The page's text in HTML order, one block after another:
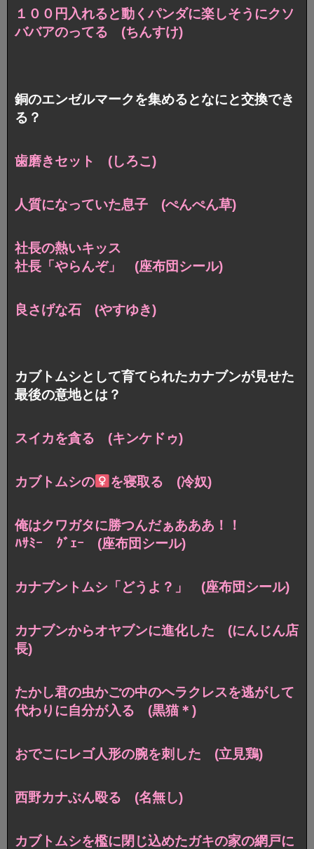
１００円入れると動くパンダに楽しそうにクソ
ババアのってる (ちんすけ)
銅のエンゼルマークを集めるとなにと交換でき
る？
歯磨きセット (しろこ)
人質になっていた息子 (ぺんぺん草)
社長の熱いキッス
社長「やらんぞ」 (座布団シール)
良さげな石 (やすゆき)
カブトムシとして育てられたカナブンが見せた
最後の意地とは？
スイカを貪る (キンケドゥ)
カブトムシの を寝取る (冷奴)
俺はクワガタに勝つんだぁあああ！！
ﾊｻﾐｰ ｸﾞｪｰ (座布団シール)
カナブントムシ「どうよ？」 (座布団シール)
カナブンからオヤブンに進化した (にんじん店
長)
たかし君の虫かごの中のヘラクレスを逃がして
代わりに自分が入る (黒猫＊)
おでこにレゴ人形の腕を刺した (立見鶏)
西野カナぶん殴る (名無し)
カブトムシを檻に閉じ込めたガキの家の網戸に